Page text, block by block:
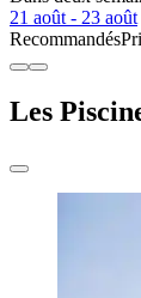
21 août - 23 août
Recommandés
Les